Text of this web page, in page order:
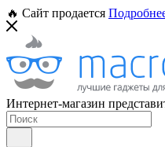
🔥 Сайт продается
Интернет-магазин